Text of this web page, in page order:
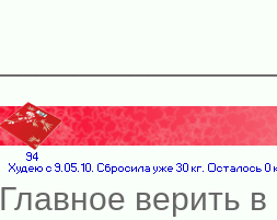
Главное верить